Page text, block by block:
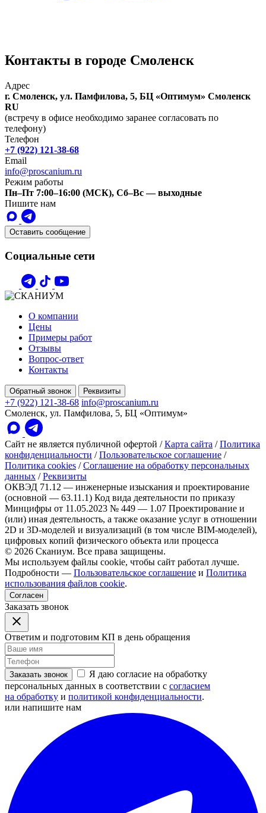
Контакты в городе Смоленск
Адрес
г. Смоленск, ул. Памфилова, 5, БЦ «Оптимум» Смоленск
RU
(встречу в офисе необходимо заранее согласовать по
телефону)
Телефон
+7 (922) 121-38-68
Email
info@proscanium.ru
Режим работы
Пн–Пт 7:00–16:00 (МСК), Сб–Вс — выходные
Пишите нам
Оставить сообщение
Социальные сети
О компании
Цены
Примеры работ
Отзывы
Вопрос-ответ
Контакты
Обратный звонок Реквизиты
+7 (922) 121-38-68 info@proscanium.ru
Смоленск, ул. Памфилова, 5, БЦ «Оптимум»
Сайт не является публичной офертой / Карта сайта / Политика
конфиденциальности / Пользовательское соглашение /
Политика cookies / Соглашение на обработку персональных
данных / Реквизиты
ОКВЭД 71.12 — инженерные изыскания и проектирование
(основной — 63.11.1) Код вида деятельности по приказу
Минцифры от 11.05.2023 № 449 — 1.07 Проектирование и
(или) иная деятельность, а также оказание услуг в отношении
2D и 3D-моделей и визуализаций (в том числе BIM-моделей),
цифровых копий физического объекта или процесса
© 2026 Сканиум. Все права защищены.
Мы используем файлы cookie, чтобы сайт работал лучше.
Подробности — Пользовательское соглашение и Политика
использования файлов cookie.
Согласен
Заказать звонок
Ответим и подготовим КП в день обращения
Заказать звонок
Я даю согласие на обработку
персональных данных в соответствии с согласием
на обработку и политикой конфиденциальности.
или напишите нам